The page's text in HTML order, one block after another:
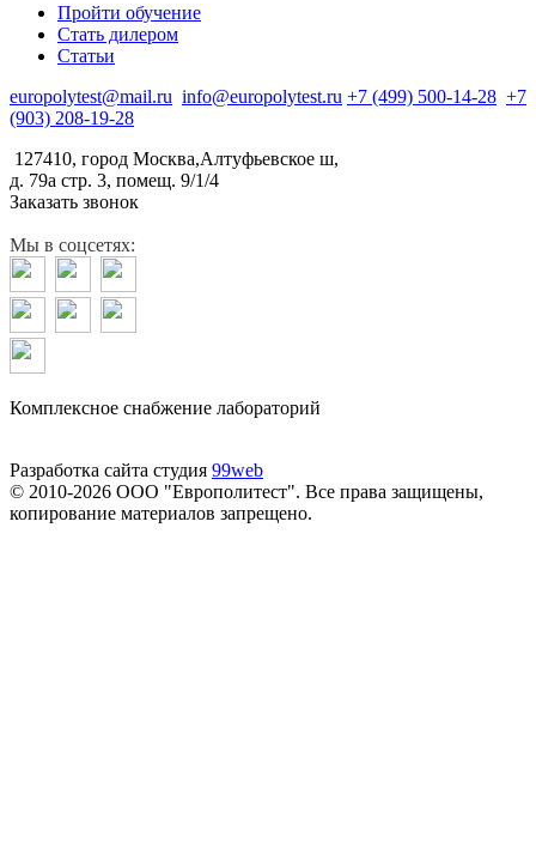
Пройти обучение
Стать дилером
Статьи
europolytest@mail.ru info@europolytest.ru +7 (499) 500-14-28 +7
(903) 208-19-28
127410, город Москва,Алтуфьевское ш,
д. 79а стр. 3, помещ. 9/1/4
Заказать звонок
Мы в соцсетях:
Комплексное снабжение лабораторий
Разработка сайта студия 99web
© 2010-2026 ООО "Европолитест". Все права защищены,
копирование материалов запрещено.